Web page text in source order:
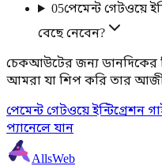
05পেমেন্ট গেটওয়ে
বেছে নেবেন?
চেকআউটের জন্য ডানদিকের
আমরা যা শিপ করি তার
পেমেন্ট গেটওয়ে ইন্টিগ্রেশন
প্যানেলে যান
AllsWeb